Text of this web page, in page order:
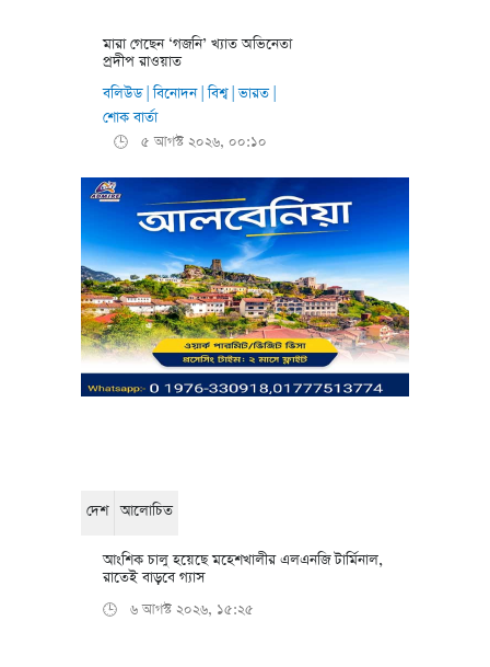
মারা গেছেন ‘গজনি’ খ্যাত অভিনেতা
প্রদীপ রাওয়াত
বলিউড|বিনোদন|বিশ্ব|ভারত|
শোক বার্তা
🕒 ৫ আগস্ট ২০২৬, ০০:১০
দেশ আলোচিত
আংশিক চালু হয়েছে মহেশখালীর এলএনজি টার্মিনাল,
রাতেই বাড়বে গ্যাস
🕒 ৬ আগস্ট ২০২৬, ১৫:২৫